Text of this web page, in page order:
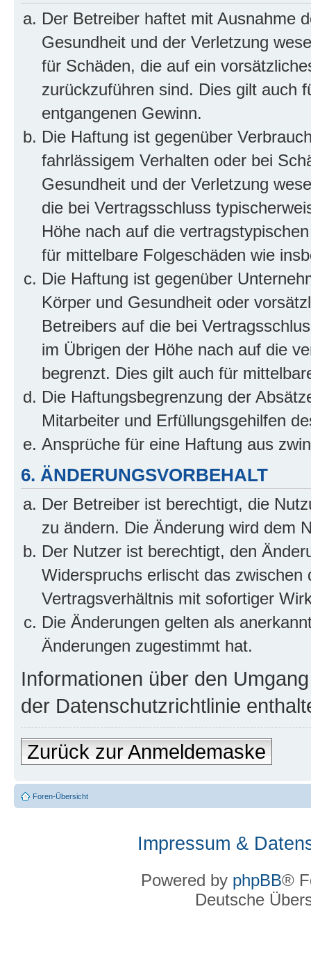
Der Betreiber haftet mit Ausnahme
Gesundheit und der Verletzung
für Schäden, die auf ein
zurückzuführen sind. Dies gilt auch
entgangenen Gewinn.
Die Haftung ist gegenüber
fahrlässigem Verhalten oder bei
Gesundheit und der Verletzung
die bei Vertragsschluss
Höhe nach auf die
für mittelbare Folgeschäden wie
Die Haftung ist gegenüber
Körper und Gesundheit oder
Betreibers auf die bei
im Übrigen der Höhe nach auf die
begrenzt. Dies gilt auch für
Die Haftungsbegrenzung der
Mitarbeiter und Erfüllungsgehilfen
Ansprüche für eine Haftung aus
6. ÄNDERUNGSVORBEHALT
Der Betreiber ist berechtigt, die
zu ändern. Die Änderung wird dem
Der Nutzer ist berechtigt, den
Widerspruchs erlischt das
Vertragsverhältnis mit sofortiger
Die Änderungen gelten als
Änderungen zugestimmt hat.
Informationen über den
der Datenschutzrichtlinie
Zurück zur Anmeldemaske
Foren-Übersicht
Impressum &
Powered by phpBB®
Deutsche